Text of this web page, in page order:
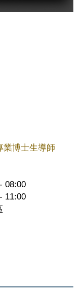
業博士生導師
08:00
11:00